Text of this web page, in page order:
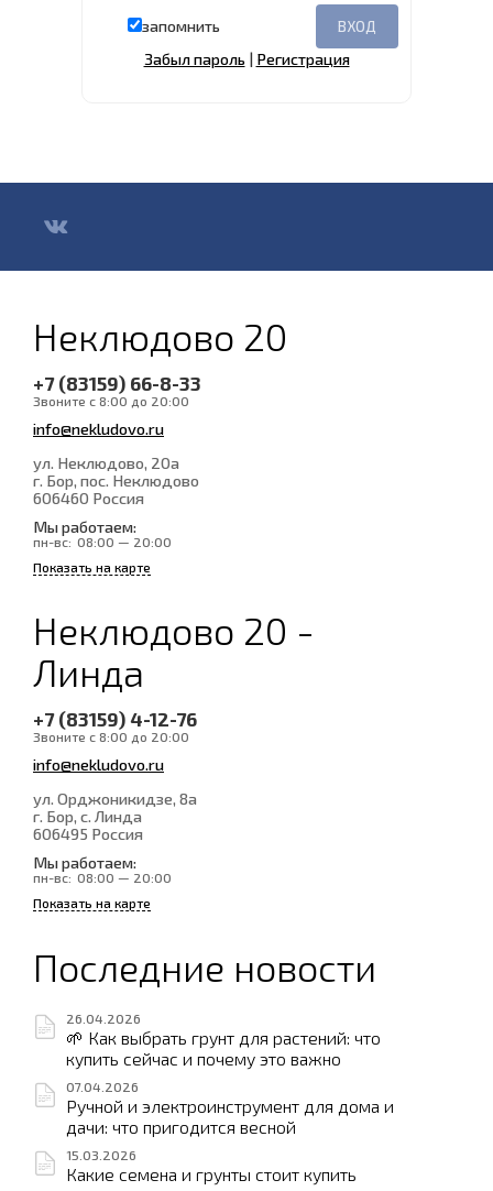
запомнить
Забыл пароль | Регистрация
Неклюдово 20
+7 (83159) 66-8-33
Звоните с 8:00 до 20:00
info@nekludovo.ru
ул. Неклюдово, 20а
г. Бор, пос. Неклюдово
606460 Россия
Мы работаем:
пн-вс: 08:00 — 20:00
Показать на карте
Неклюдово 20 -
Линда
+7 (83159) 4-12-76
Звоните с 8:00 до 20:00
info@nekludovo.ru
ул. Орджоникидзе, 8а
г. Бор, с. Линда
606495 Россия
Мы работаем:
пн-вс: 08:00 — 20:00
Показать на карте
Последние новости
26.04.2026
🌱 Как выбрать грунт для растений: что
купить сейчас и почему это важно
07.04.2026
Ручной и электроинструмент для дома и
дачи: что пригодится весной
15.03.2026
Какие семена и грунты стоит купить